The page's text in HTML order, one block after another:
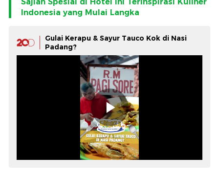
Indonesia yang Mulai Langka
Gulai Kerapu & Sayur Tauco Kok di Nasi
Padang?